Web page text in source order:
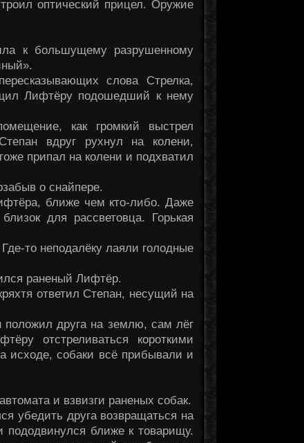
оптический прицел. Оружие
к большущему разрушенному
слова Стрелка,
Лифтёру подошедший к нему
как громкий выстрел
вдруг рухнул на колени,
припал на колени и подхватил
о снайпере.
ближе чем кто-либо. Даже
для рассветовца. Горькая
то неподалёку лаяли голодные
раненый Лифтёр.
ответил Степан, несущий на
положил друга на землю, сам лёг
отстреливаться короткими
исходе, собаки всё прибывали и
и взвизги раненых собак.
убедить друга возвращаться на
ближе к товарищу.